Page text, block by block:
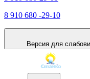
8 910 680 -29-10
Версия для